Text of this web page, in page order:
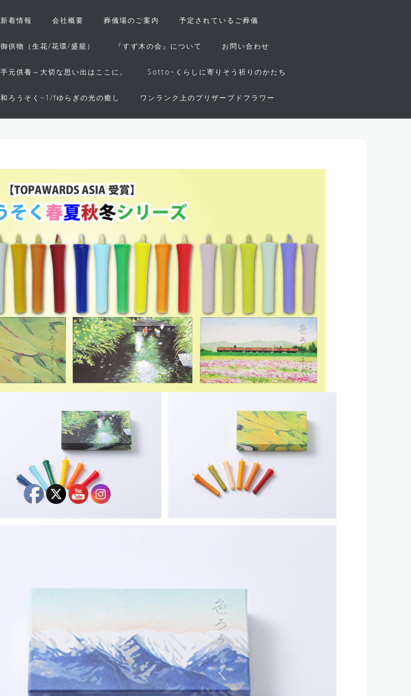
新着情報 会社概要 葬儀場のご案内 予定されているご葬儀
御供物（生花/花環/盛籠） 『すず木の会』について お問い合わせ
手元供養～大切な思い出はここに。 Sotto~くらしに寄りそう祈りのかたち
和ろうそく~1/fゆらぎの光の癒し ワンランク上のプリザーブドフラワー